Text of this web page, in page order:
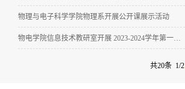
物理与电子科学学院物理系开展公开课展示活动
物电学院信息技术教研室开展 2023-2024学年第一学期公开课活动
共20条 1/2